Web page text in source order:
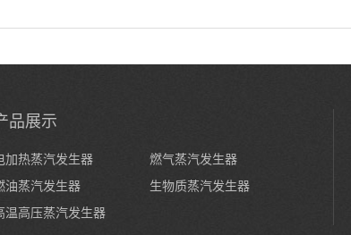
品展示
加热蒸汽发生器
燃气蒸汽发生器
油蒸汽发生器
生物质蒸汽发生器
温高压蒸汽发生器